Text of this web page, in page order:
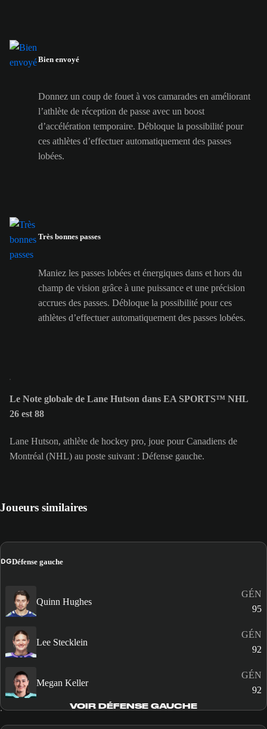
Bien envoyé
Donnez un coup de fouet à vos camarades en améliorant
l’athlète de réception de passe avec un boost
d’accélération temporaire. Débloque la possibilité pour
ces athlètes d’effectuer automatiquement des passes
lobées.
Très bonnes passes
Maniez les passes lobées et énergiques dans et hors du
champ de vision grâce à une puissance et une précision
accrues des passes. Débloque la possibilité pour ces
athlètes d’effectuer automatiquement des passes lobées.
Le Note globale de Lane Hutson dans EA SPORTS™ NHL
26 est 88
Lane Hutson, athlète de hockey pro, joue pour Canadiens de
Montréal (NHL) au poste suivant : Défense gauche.
Joueurs similaires
DGDéfense gauche
Quinn Hughes
GÉN
95
Lee Stecklein
GÉN
92
Megan Keller
GÉN
92
VOIR DÉFENSE GAUCHE